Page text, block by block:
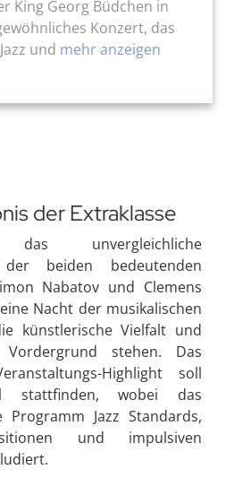
King Georg Büdchen in
Konzert, das
und mehr anzeigen
der Extraklasse
unvergleichliche
der beiden bedeutenden
Nabatov und Clemens
Nacht der musikalischen
künstlerische Vielfalt und
stehen. Das
Highlight soll
stattfinden, wobei das
Programm Jazz Standards,
und impulsiven